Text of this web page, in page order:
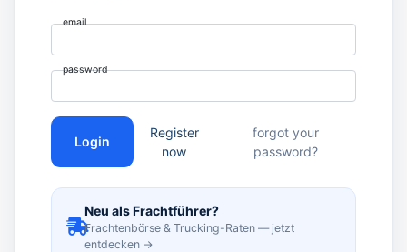
email
password
Login
Register
now
forgot your
password?
Neu als Frachtführer?
Frachtenbörse & Trucking-Raten — jetzt
entdecken →